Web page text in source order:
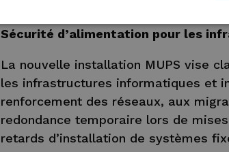
parallèle de deux unités similaires »,
Sécurité d’alimentation pour les
La nouvelle installation MUPS vise
les infrastructures informatiques et
renforcement des réseaux, aux
redondance temporaire lors de
retards d’installation de systèmes